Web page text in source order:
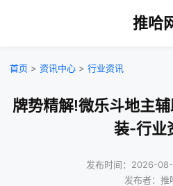
推哈
首页 > 资讯中心 > 行业资讯
牌势精解!微乐斗地主
装-行业
发布时间：2026-
发布者：推